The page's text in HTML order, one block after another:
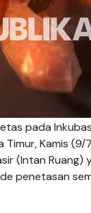
pada
Kamis (9/
(Intan Ruang)
penetasan